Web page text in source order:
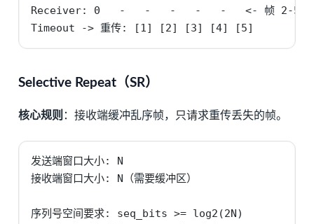
Receiver: 0   -   -   -   -   -   <- 帧 2-5 全
Timeout -> 重传: [1] [2] [3] [4] [5]
Selective Repeat（SR）
核心规则 ：接收端缓冲乱序帧，只请求重传丢失的帧。
发送端窗口大小: N
接收端窗口大小: N（需要缓冲区）
序列号空间要求: seq_bits >= log2(2N)